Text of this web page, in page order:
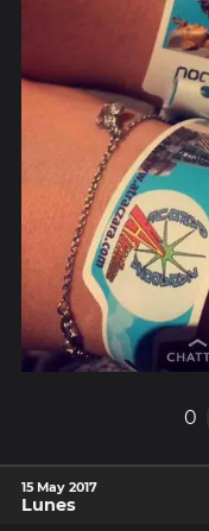
0
15 May 2017
Lunes